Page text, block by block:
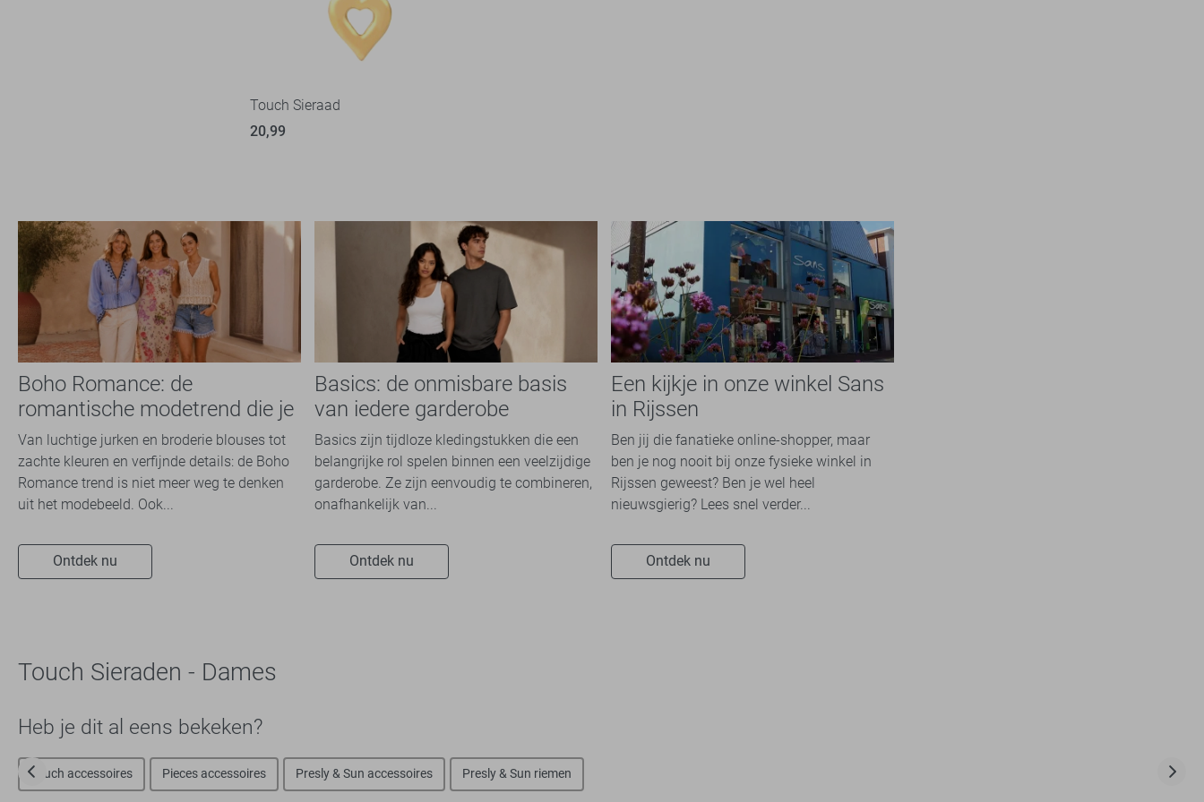
Touch Sieraad
20,99
Boho Romance: de
romantische modetrend die je
dit seizoen overal ziet
Van luchtige jurken en broderie blouses tot
zachte kleuren en verfijnde details: de Boho
Romance trend is niet meer weg te denken
uit het modebeeld. Ook...
Ontdek nu
Basics: de onmisbare basis
van iedere garderobe
Basics zijn tijdloze kledingstukken die een
belangrijke rol spelen binnen een veelzijdige
garderobe. Ze zijn eenvoudig te combineren,
onafhankelijk van...
Ontdek nu
Een kijkje in onze winkel Sans
in Rijssen
Ben jij die fanatieke online-shopper, maar
ben je nog nooit bij onze fysieke winkel in
Rijssen geweest? Ben je wel heel
nieuwsgierig? Lees snel verder...
Ontdek nu
Touch Sieraden - Dames
Heb je dit al eens bekeken?
Touch accessoires Pieces accessoires Presly & Sun accessoires Presly & Sun riemen